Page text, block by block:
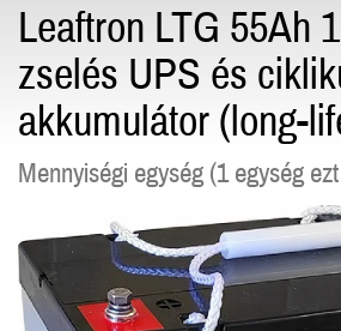
Leaftron LTG 55Ah
zselés UPS és
akkumulátor (long-
Mennyiségi egység (1 egység